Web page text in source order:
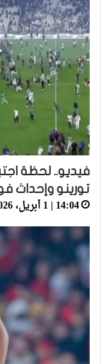
فيديو.. لحظة
تورينو وإحداث
14:04 | 1 أبريل، 2026